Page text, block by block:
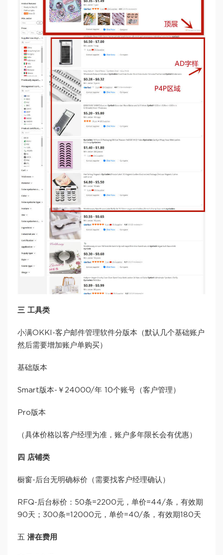
三 工具类
小满OKKI-客户邮件管理软件分版本（默认几个基础账户
然后需要增加账户单购买）
基础版本
Smart版本-￥24000/年 10个账号（客户管理）
Pro版本
（具体价格以客户经理为准，账户多年限长会有优惠）
四 店铺类
橱窗-后台无明确标价（需要找客户经理确认）
RFQ-后台标价：50条=2200元，单价=44/条，有效期
90天；300条=12000元，单价=40/条，有效期180天
五 潜在费用